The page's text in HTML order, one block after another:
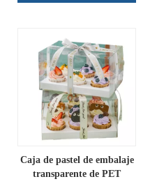
Caja de pastel de embalaje
transparente de PET